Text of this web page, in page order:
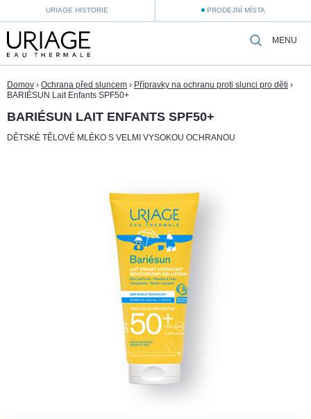
URIAGE HISTORIE PRODEJNÍ MÍSTA
MENU
Domov › Ochrana před sluncem › Přípravky na ochranu proti slunci pro děti ›
BARIÉSUN Lait Enfants SPF50+
BARIÉSUN LAIT ENFANTS SPF50+
DĚTSKÉ TĚLOVÉ MLÉKO S VELMI VYSOKOU OCHRANOU